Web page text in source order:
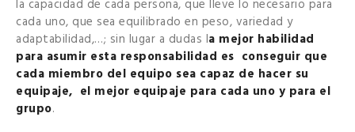
la capacidad de cada persona, que lleve lo necesario para
cada uno, que sea equilibrado en peso, variedad y
adaptabilidad,…; sin lugar a dudas la mejor habilidad
para asumir esta responsabilidad es conseguir que
cada miembro del equipo sea capaz de hacer su
equipaje, el mejor equipaje para cada uno y para el
grupo.